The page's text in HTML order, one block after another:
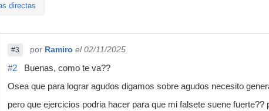
directas
#3 por Ramiro el 02/11/2025
#2 Buenas, como te va??
Osea que para lograr agudos digamos sobre agudos necesito
pero que ejercicios podria hacer para que mi falsete suene